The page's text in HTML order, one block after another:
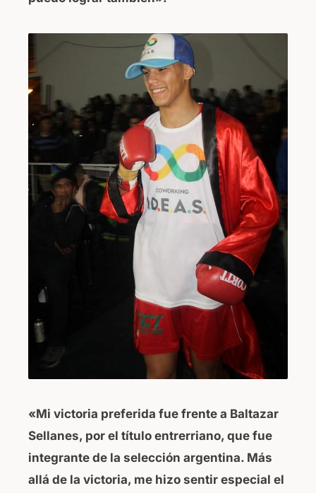
«Mi victoria preferida fue frente a Baltazar
Sellanes, por el título entrerriano, que fue
integrante de la selección argentina. Más
allá de la victoria, me hizo sentir especial el